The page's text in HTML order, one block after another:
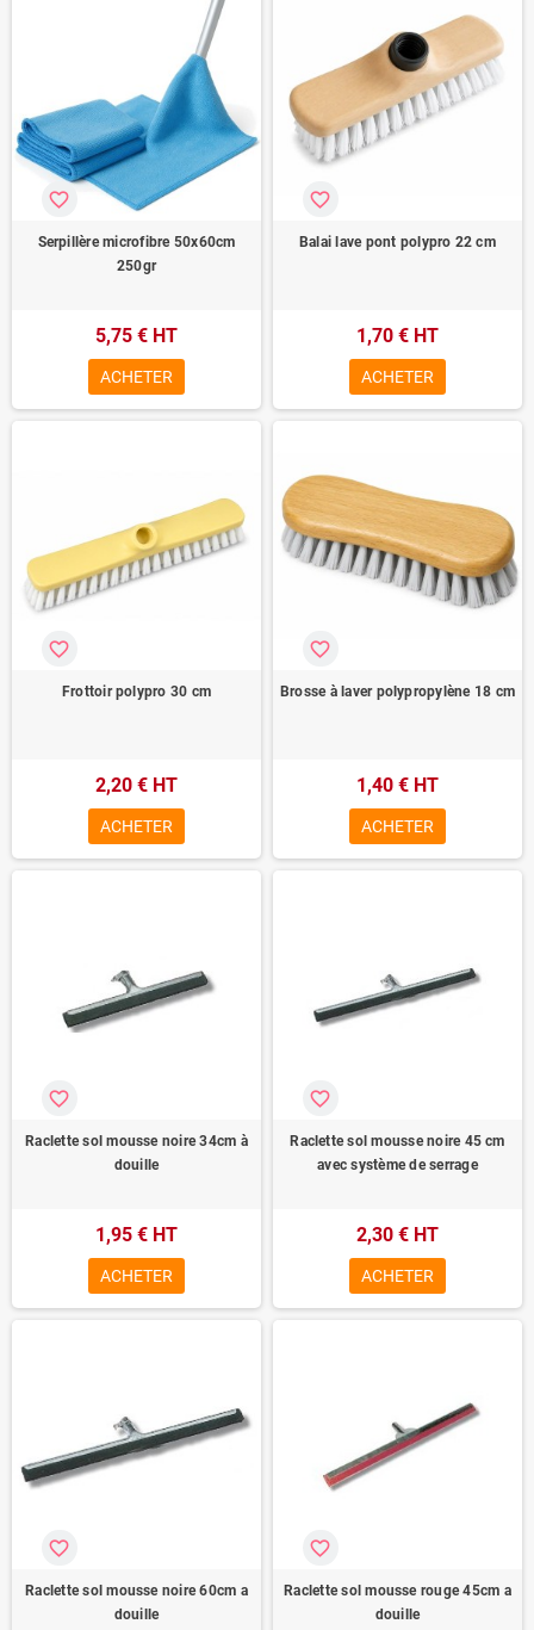
Serpillère microfibre 50x60cm
250gr
favorite_border
5,75 € HT
ACHETER
Balai lave pont polypro 22 cm
favorite_border
1,70 € HT
ACHETER
Frottoir polypro 30 cm
favorite_border
2,20 € HT
ACHETER
Brosse à laver polypropylène 18 cm
favorite_border
1,40 € HT
ACHETER
Raclette sol mousse noire 34cm à
douille
favorite_border
1,95 € HT
ACHETER
Raclette sol mousse noire 45 cm
avec système de serrage
favorite_border
2,30 € HT
ACHETER
Raclette sol mousse noire 60cm a
douille
favorite_border
Raclette sol mousse rouge 45cm a
douille
favorite_border